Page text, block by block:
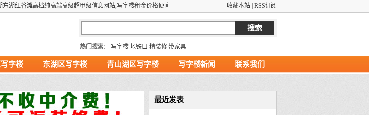
收藏本站 RSS订阅
湖红谷滩高档纯高端高级超甲级信息网站,写字楼租金价格便宜
热门搜索： 写字楼 地铁口 精装修 带家具
字楼 东湖区写字楼 青山湖区写字楼 写字楼新闻 联系我们
最近发表